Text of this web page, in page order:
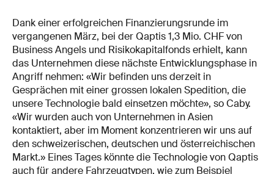
Dank einer erfolgreichen Finanzierungsrunde im
vergangenen März, bei der Qaptis 1,3 Mio. CHF von
Business Angels und Risikokapitalfonds erhielt, kann
das Unternehmen diese nächste Entwicklungsphase in
Angriff nehmen: «Wir befinden uns derzeit in
Gesprächen mit einer grossen lokalen Spedition, die
unsere Technologie bald einsetzen möchte», so Caby.
«Wir wurden auch von Unternehmen in Asien
kontaktiert, aber im Moment konzentrieren wir uns auf
den schweizerischen, deutschen und österreichischen
Markt.» Eines Tages könnte die Technologie von Qaptis
auch für andere Fahrzeugtypen, wie zum Beispiel